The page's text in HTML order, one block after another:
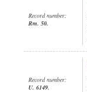
Record number:
Rm. 50.
Record number:
U. 6149.